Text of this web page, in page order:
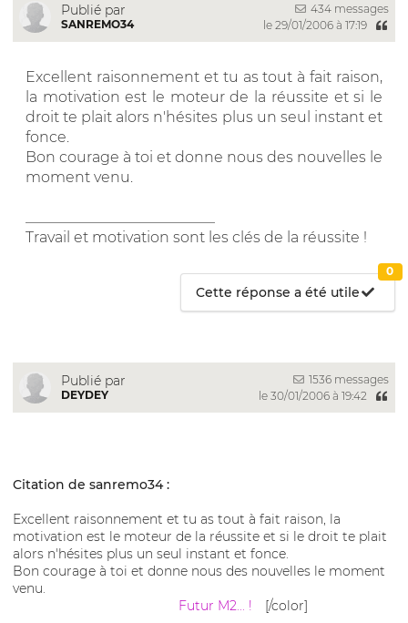
Publié par
SANREMO34
434 messages
le 29/01/2006 à 17:19
Excellent raisonnement et tu as tout à fait raison,
la motivation est le moteur de la réussite et si le
droit te plait alors n'hésites plus un seul instant et
fonce.
Bon courage à toi et donne nous des nouvelles le
moment venu.
Travail et motivation sont les clés de la réussite !
Cette réponse a été utile
0
Publié par
DEYDEY
1536 messages
le 30/01/2006 à 19:42
Citation de sanremo34 :
Excellent raisonnement et tu as tout à fait raison, la
motivation est le moteur de la réussite et si le droit te plait
alors n'hésites plus un seul instant et fonce.
Bon courage à toi et donne nous des nouvelles le moment
venu.
Futur M2... ! [/color]